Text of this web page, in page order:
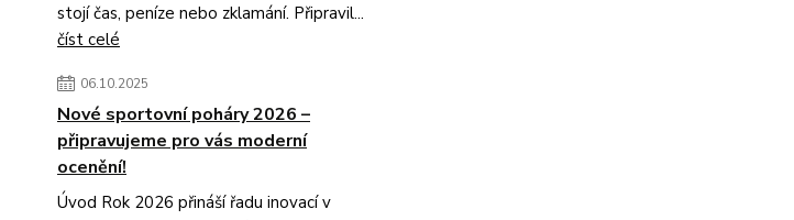
stojí čas, peníze nebo zklamání. Připravil...
číst celé
06.10.2025
Nové sportovní poháry 2026 –
připravujeme pro vás moderní
ocenění!
Úvod Rok 2026 přináší řadu inovací v